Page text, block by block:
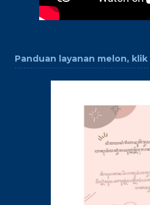
Panduan layanan melon, klik